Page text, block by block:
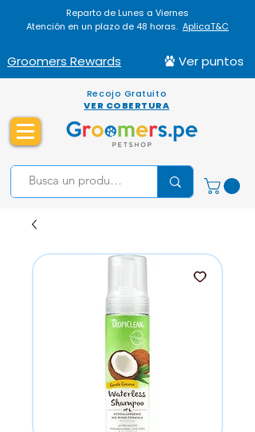
Reparto de Lunes a Viernes
Atención en un plazo de 48 horas. AplicaT&C
Groomers Rewards Ver puntos
Recojo Gratuito
VER COBERTURA